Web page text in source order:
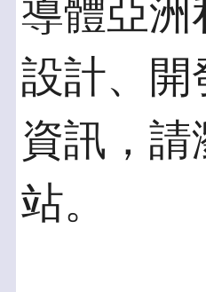
導體亞洲
設計、開
資訊，請
站。